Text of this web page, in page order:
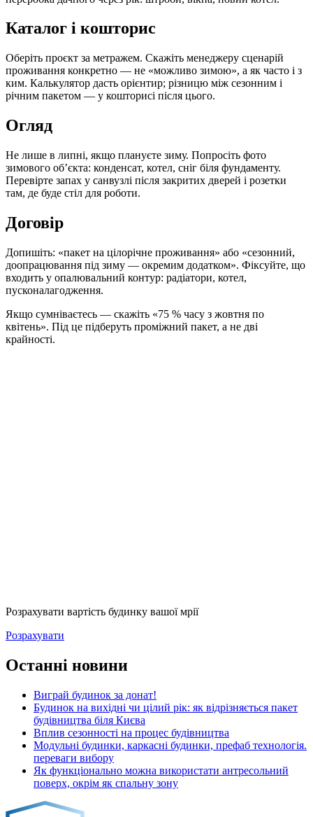
Каталог і кошторис
Оберіть проєкт за метражем. Скажіть менеджеру сценарій
проживання конкретно — не «можливо зимою», а як часто і з
ким. Калькулятор дасть орієнтир; різницю між сезонним і
річним пакетом — у кошторисі після цього.
Огляд
Не лише в липні, якщо плануєте зиму. Попросіть фото
зимового об’єкта: конденсат, котел, сніг біля фундаменту.
Перевірте запах у санвузлі після закритих дверей і розетки
там, де буде стіл для роботи.
Договір
Допишіть: «пакет на цілорічне проживання» або «сезонний,
доопрацювання під зиму — окремим додатком». Фіксуйте, що
входить у опалювальний контур: радіатори, котел,
пусконалагодження.
Якщо сумніваєтесь — скажіть «75 % часу з жовтня по
квітень». Під це підберуть проміжний пакет, а не дві
крайності.
Розрахувати вартість будинку вашої мрії
Розрахувати
Останні новини
Виграй будинок за донат!
Будинок на вихідні чи цілий рік: як відрізняється пакет
будівництва біля Києва
Вплив сезонності на процес будівництва
Модульні будинки, каркасні будинки, префаб технологія.
переваги вибору
Як функціонально можна використати антресольний
поверх, окрім як спальну зону